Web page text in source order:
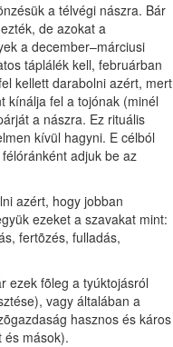
a télvégi nászra. Bár
de azokat a
a december–márciusi
táplálék kell, februárban
kellett darabolni azért, mert
kínálja fel a tojónak (minél
a nászra. Ez rituális
kívül hagyni. E célból
adjuk be az
azért, hogy jobban
ezeket a szavakat mint:
fertõzés, fulladás,
ezek fõleg a tyúktojásról
vagy általában a
hasznos és káros
és mások).